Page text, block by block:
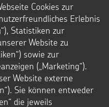
mit den Freunden auf.
Cookies zur
Erlebnis
Statistiken zur
Website zu
sowie zur
(„Marketing“).
Website externe
Sie können entweder
die jeweils